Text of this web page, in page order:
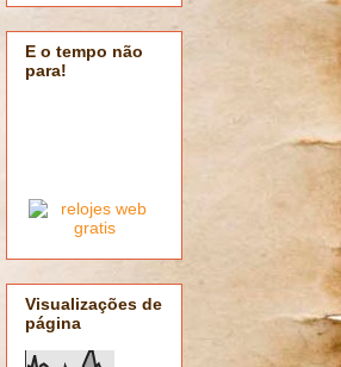
E o tempo não
para!
Visualizações de
página